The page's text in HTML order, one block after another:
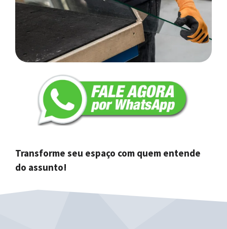
Transforme seu espaço com quem entende
do assunto!